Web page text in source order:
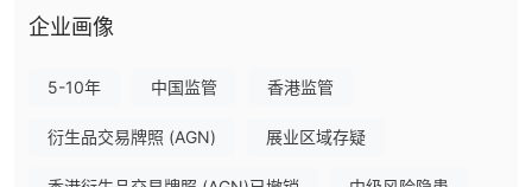
混沌天成不提供账户信息。
https://www.cifsf.com.hk/securities-account-opening/
交易平台
混沌天成提供股票交易平台和证券交易软件，可在Web、桌面和移
企业画像
5-10年 中国监管 香港监管
衍生品交易牌照 (AGN) 展业区域存疑